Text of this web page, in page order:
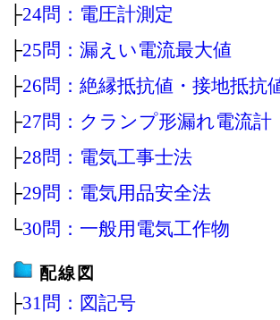
├24問：電圧計測定
├25問：漏えい電流最大値
├26問：絶縁抵抗値・接地抵抗
├27問：クランプ形漏れ電流計
├28問：電気工事士法
├29問：電気用品安全法
└30問：一般用電気工作物
配線図
├31問：図記号